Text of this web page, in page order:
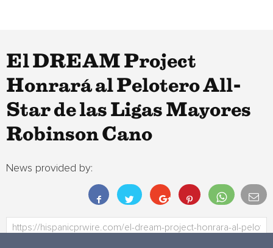
El DREAM Project
Honrará al Pelotero All-
Star de las Ligas Mayores
Robinson Cano
News provided by: